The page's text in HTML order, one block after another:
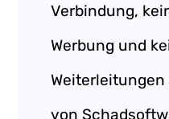
Verbindung,
Werbung und
von